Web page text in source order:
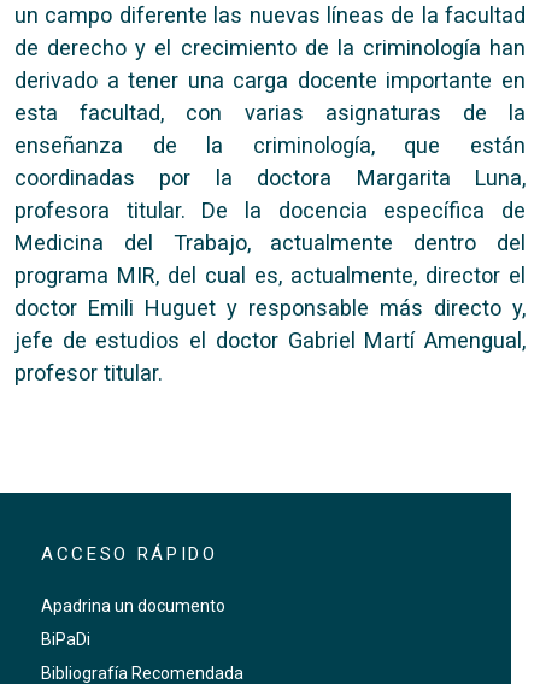
un campo diferente las nuevas líneas de la facultad
de derecho y el crecimiento de la criminología han
derivado a tener una carga docente importante en
esta facultad, con varias asignaturas de la
enseñanza de la criminología, que están
coordinadas por la doctora Margarita Luna,
profesora titular. De la docencia específica de
Medicina del Trabajo, actualmente dentro del
programa MIR, del cual es, actualmente, director el
doctor Emili Huguet y responsable más directo y,
jefe de estudios el doctor Gabriel Martí Amengual,
profesor titular.
ACCESO RÁPIDO
Apadrina un documento
BiPaDi
Bibliografía Recomendada